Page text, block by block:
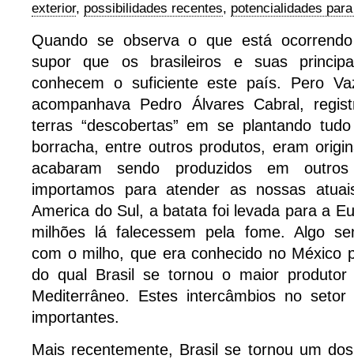
exterior, possibilidades recentes, potencialidades
Quando se observa o que está
supor que os brasileiros e suas
conhecem o suficiente este país. Pero
acompanhava Pedro Álvares Cabral,
terras “descobertas” em se plantando
borracha, entre outros produtos, eram
acabaram sendo produzidos em
importamos para atender as nossas
America do Sul, a batata foi levada para a
milhões lá falecessem pela fome. Algo
com o milho, que era conhecido no México
do qual Brasil se tornou o maior
Mediterrâneo. Estes intercâmbios no
importantes.
Mais recentemente, Brasil se tornou um